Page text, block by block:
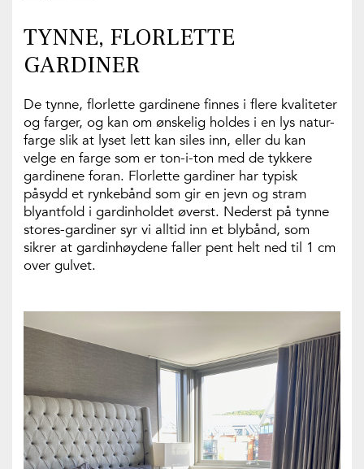
TYNNE, FLORLETTE
GARDINER
De tynne, florlette gardinene finnes i flere kvaliteter
og farger, og kan om ønskelig holdes i en lys natur-
farge slik at lyset lett kan siles inn, eller du kan
velge en farge som er ton-i-ton med de tykkere
gardinene foran. Florlette gardiner har typisk
påsydd et rynkebånd som gir en jevn og stram
blyantfold i gardinholdet øverst. Nederst på tynne
stores-gardiner syr vi alltid inn et blybånd, som
sikrer at gardinhøydene faller pent helt ned til 1 cm
over gulvet.